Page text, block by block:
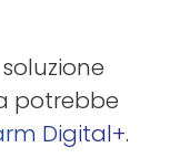
potrebbe
Digital+.